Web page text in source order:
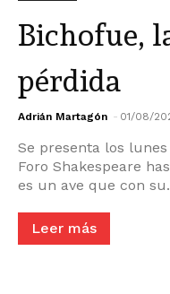
Bichofue,
pérdida
Adrián Martagón - 01/08/
Se presenta los
Foro Shakespeare
es un ave que con
Leer más